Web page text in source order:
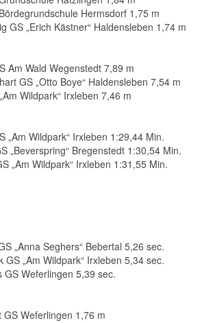
Hermsdorf 1,75 m
GS „Erich Kästner“ Haldensleben 1,74 m
Am Wald Wegenstedt 7,89 m
GS „Otto Boye“ Haldensleben 7,54 m
Wildpark“ Irxleben 7,46 m
„Am Wildpark“ Irxleben 1:29,44 Min.
„Beverspring“ Bregenstedt 1:30,54 Min.
„Am Wildpark“ Irxleben 1:31,55 Min.
„Anna Seghers“ Bebertal 5,26 sec.
GS „Am Wildpark“ Irxleben 5,34 sec.
GS Weferlingen 5,39 sec.
GS Weferlingen 1,76 m